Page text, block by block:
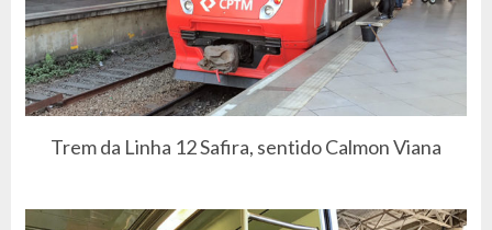
Trem da Linha 12 Safira, sentido Calmon Viana